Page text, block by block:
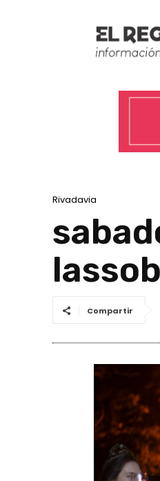
Rivadavia
Compartir